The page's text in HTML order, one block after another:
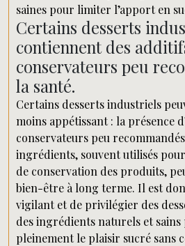
saines pour limiter l’apport en
Certains desserts
contiennent des
conservateurs peu
la santé.
Certains desserts industriels
moins appétissant : la présence
conservateurs peu
ingrédients, souvent utilisés
de conservation des produits,
bien-être à long terme. Il est
vigilant et de privilégier des
des ingrédients naturels et
pleinement le plaisir sucré sans